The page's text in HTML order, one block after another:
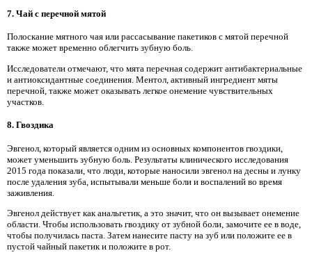
7. Чай с перечной мятой
Полоскание мятного чая или рассасывание пакетиков с мятой перечной
также может временно облегчить зубную боль.
Исследователи отмечают, что мята перечная содержит антибактериальные
и антиоксидантные соединения. Ментол, активный ингредиент мяты
перечной, также может оказывать легкое онемение чувствительных
участков.
8. Гвоздика
Эвгенол, который является одним из основных компонентов гвоздики,
может уменьшить зубную боль. Результаты клинического исследования
2015 года показали, что люди, которые наносили эвгенол на десны и лунку
после удаления зуба, испытывали меньше боли и воспалений во время
заживления.
Эвгенол действует как анальгетик, а это значит, что он вызывает онемение
области. Чтобы использовать гвоздику от зубной боли, замочите ее в воде,
чтобы получилась паста. Затем нанесите пасту на зуб или положите ее в
пустой чайный пакетик и положите в рот.